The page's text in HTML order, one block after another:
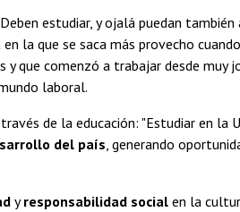
estudiar, y ojalá puedan también
la que se saca más provecho
que comenzó a trabajar desde muy
laboral.
de la educación: "Estudiar en la
del país , generando
yresponsabilidad social en la